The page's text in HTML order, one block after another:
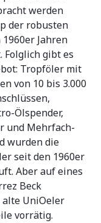
werden
der robusten
Jahren
gibt es
Tropföler mit
von 10 bis 3.000
Ölspender,
und Mehrfach-
wurden die
seit den 1960er
Aber auf eines
Beck
alte UniOeler
vorrätig.